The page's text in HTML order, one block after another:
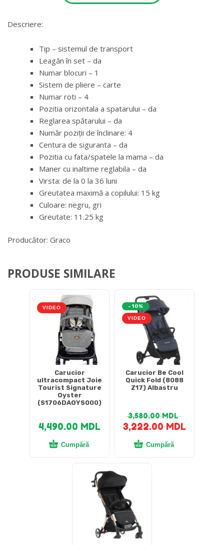
Descriere:
Tip – sistemul de transport
Leagăn în set – da
Numar blocuri – 1
Sistem de pliere – carte
Numar roti – 4
Pozitia orizontala a spatarului – da
Reglarea spătarului – da
Număr poziții de înclinare: 4
Centura de siguranta – da
Pozitia cu fata/spatele la mama – da
Maner cu inaltime reglabila – da
Virsta: de la 0 la 36 luni
Greutatea maximă a copilului: 15 kg
Culoare: negru, gri
Greutate: 11.25 kg
Producător: Graco
PRODUSE SIMILARE
VIDEO
Carucior
ultracompact Joie
Tourist Signature
Oyster
(S1706DAOYS000)
4,490.00 MDL
Cumpără
-10%
VIDEO
Carucior Be Cool
Quick Fold (8088
Z17) Albastru
3,580.00MDL
3,222.00 MDL
Cumpără